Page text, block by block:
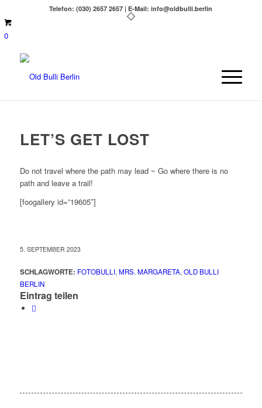
Telefon: (030) 2657 2657 | E-Mail: info@oldbulli.berlin
0
LET’S GET LOST
Do not travel where the path may lead ~ Go where there is no
path and leave a trail!
[foogallery id=”19605″]
5. SEPTEMBER 2023
SCHLAGWORTE: FOTOBULLI, MRS. MARGARETA, OLD BULLI
BERLIN
Eintrag teilen